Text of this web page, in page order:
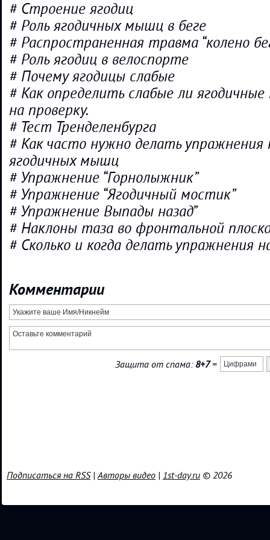
# Строение ягодиц
# Роль ягодичных мышц в беге
# Распространенная травма “колено
# Роль ягодиц в велоспорте
# Почему ягодицы слабые
# Как определить слабые ли
на проверку.
# Тест Тренделенбурга
# Как часто нужно делать
ягодичных мышц
# Упражнение “Горнолыжник”
# Упражнение “Ягодичный мостик”
# Упражнение Выпады назад”
# Наклоны таза во фронтальной
# Сколько и когда делать упражнения
Комментарии
Защита от спама: 8+7=
Подписаться на RSS|Авторы видео | 1st-day.ru © 2026